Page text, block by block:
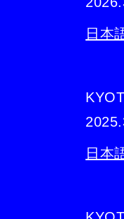
日本
日本